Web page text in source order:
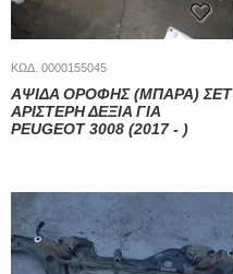
ΚΩΔ. 0000155045
ΑΨΙΔΑ ΟΡΟΦΗΣ (ΜΠΑΡΑ) ΣΕΤ
ΑΡΙΣΤΕΡΗ ΔΕΞΙΑ ΓΙΑ
PEUGEOT 3008 (2017 - )